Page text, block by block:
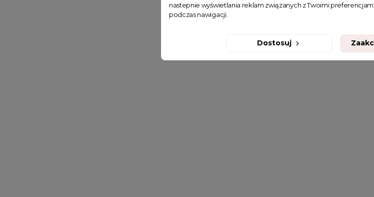
nastepnie wyświetlania reklam związanych z Twoimi
podczas nawigacji.
Dostosuj